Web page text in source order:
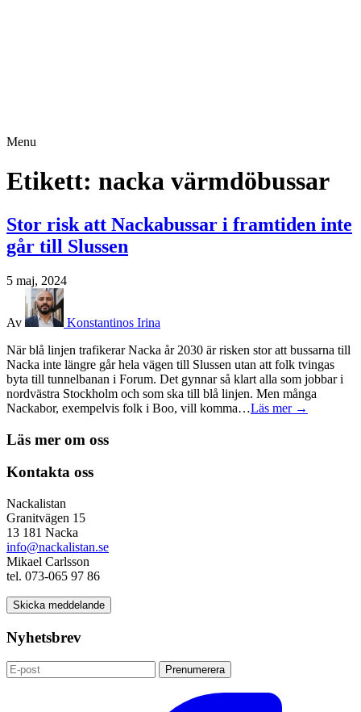
Menu
Etikett: nacka värmdöbussar
Stor risk att Nackabussar i framtiden inte
går till Slussen
5 maj, 2024
Av
Konstantinos Irina
När blå linjen trafikerar Nacka år 2030 är risken stor att bussarna till
Nacka inte längre går hela vägen till Slussen utan att folk tvingas
byta till tunnelbanan i Forum. Det gynnar så klart alla som jobbar i
nordvästra Stockholm och som ska till blå linjen. Men många
Nackabor, exempelvis folk i Boo, vill komma…Läs mer →
Läs mer om oss
Kontakta oss
Nackalistan
Granitvägen 15
13 181 Nacka
info@nackalistan.se
Mikael Carlsson
tel. 073-065 97 86
Skicka meddelande
Nyhetsbrev
Prenumerera